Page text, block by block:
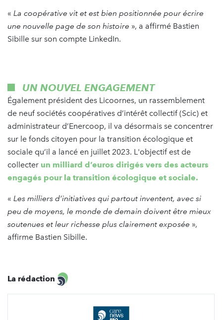
« La coopérative vit et est bien positionnée pour écrire
une nouvelle page de son histoire », a affirmé Bastien
Sibille sur son compte LinkedIn.
UN NOUVEL ENGAGEMENT
Également président des Licoornes, un rassemblement
de neuf sociétés coopératives d’intérêt collectif (Scic) et
administrateur d’Enercoop, il va désormais se concentrer
sur le fonds citoyen pour la transition écologique et
sociale qu’il a lancé en juillet 2023. L'objectif est de
collecter un milliard d’euros dirigés vers des acteurs
engagés pour la transition écologique et sociale.
« Les milliers d’initiatives qui partout inventent, avec si
peu de moyens, le monde de demain doivent être mieux
soutenues et leur richesse plus clairement exposée »,
affirme Bastien Sibille.
La rédaction